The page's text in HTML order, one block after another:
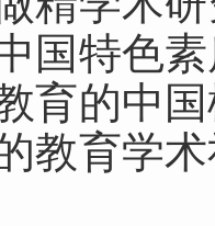
国特色
育的中
教育学